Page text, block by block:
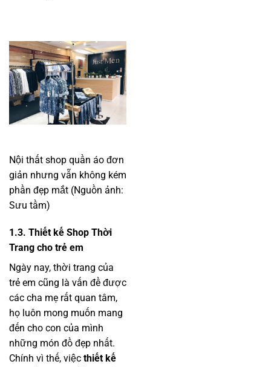
Nội thất shop quần áo đơn
giản nhưng vẫn không kém
phần đẹp mắt (Nguồn ảnh:
Sưu tầm)
1.3. Thiết kế Shop Thời
Trang cho trẻ em
Ngày nay, thời trang của
trẻ em cũng là vấn đề được
các cha mẹ rất quan tâm,
họ luôn mong muốn mang
đến cho con của mình
những món đồ đẹp nhất.
Chính vì thế, việc thiết kế